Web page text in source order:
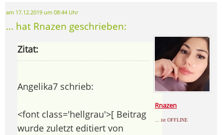
am 17.12.2019 um 08:44 Uhr
... hat Rnazen geschrieben:
Rnazen
... ist OFFLINE
Zitat:
Angelika7 schrieb:
<font class='hellgrau'>[ Beitrag
wurde zuletzt editiert von